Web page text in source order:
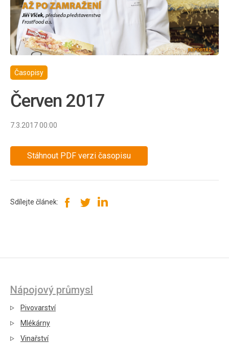
Časopisy
Červen 2017
7.3.2017 00:00
Stáhnout PDF verzi časopisu
Sdílejte článek:
Nápojový průmysl
Pivovarství
Mlékárny
Vinařství